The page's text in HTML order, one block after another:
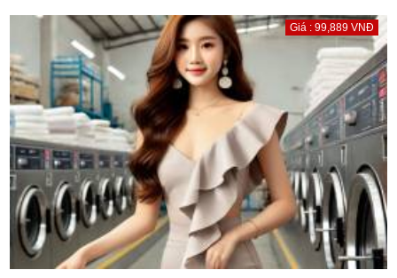
Giá : 99,889 VNĐ